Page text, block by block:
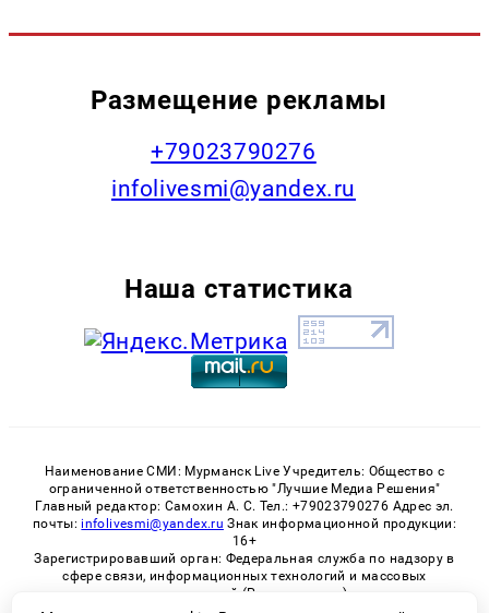
Размещение рекламы
+79023790276
infolivesmi@yandex.ru
Наша статистика
Наименование СМИ: Мурманск Live Учредитель: Общество с
ограниченной ответственностью "Лучшие Медиа Решения"
Главный редактор: Самохин А. С. Тел.: +79023790276 Адрес эл.
почты: infolivesmi@yandex.ru Знак информационной продукции:
16+
Зарегистрировавший орган: Федеральная служба по надзору в
сфере связи, информационных технологий и массовых
коммуникаций (Роскомнадзор)